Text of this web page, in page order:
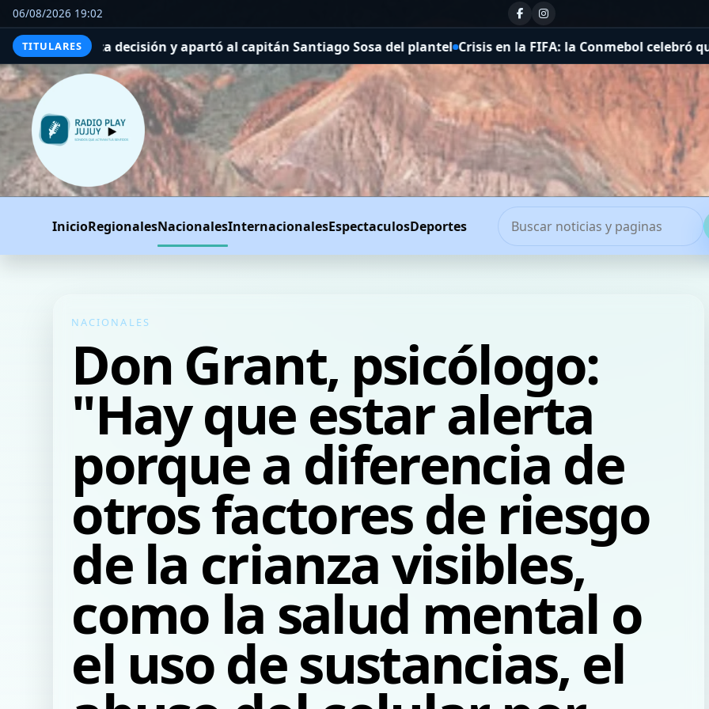
06/08/2026 19:02
TITULARES
al capitán Santiago Sosa del plantel Crisis en la FIFA: la Conmebol celebró que Gianni Infantino frenara
InicioRegionalesNacionalesInternacionalesEspectaculosDeportes
NACIONALES
Don Grant, psicólogo:
"Hay que estar alerta
porque a diferencia de
otros factores de riesgo
de la crianza visibles,
como la salud mental o
el uso de sustancias, el